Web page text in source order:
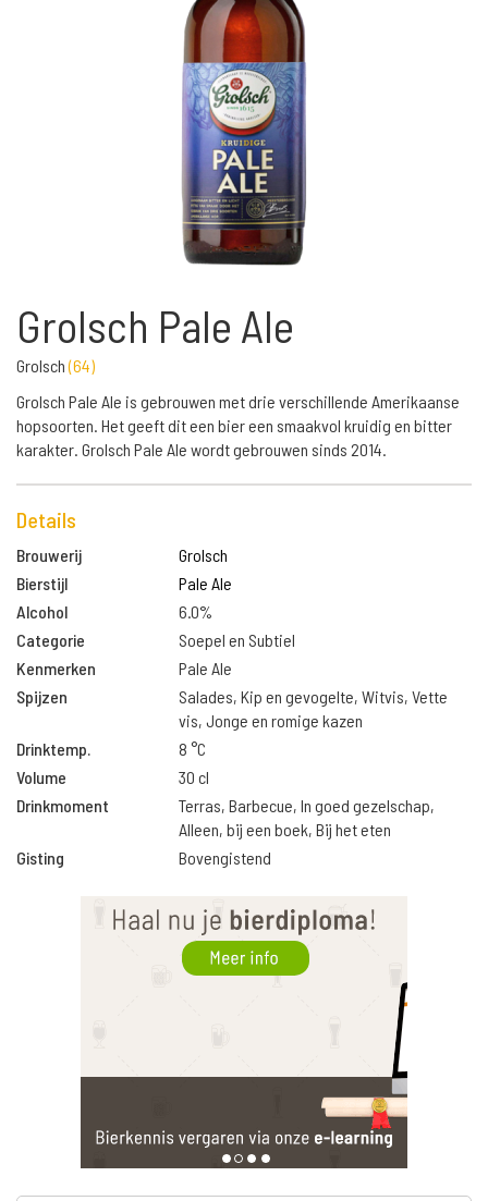
Grolsch Pale Ale
Grolsch(64)
Grolsch Pale Ale is gebrouwen met drie verschillende Amerikaanse
hopsoorten. Het geeft dit een bier een smaakvol kruidig en bitter
karakter. Grolsch Pale Ale wordt gebrouwen sinds 2014.
Details
Brouwerij
Grolsch
Bierstijl
Pale Ale
Alcohol
6.0%
Categorie
Soepel en Subtiel
Kenmerken
Pale Ale
Spijzen
Salades, Kip en gevogelte, Witvis, Vette
vis, Jonge en romige kazen
Drinktemp.
8 °C
Volume
30 cl
Drinkmoment
Terras, Barbecue, In goed gezelschap,
Alleen, bij een boek, Bij het eten
Gisting
Bovengistend